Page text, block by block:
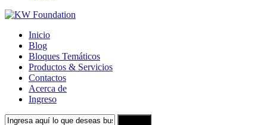
Inicio
Blog
Bloques Temáticos
Productos & Servicios
Contactos
Acerca de
Ingreso